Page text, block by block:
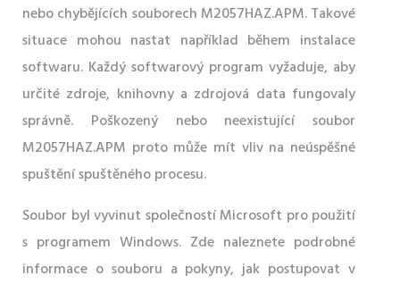
nebo chybějících souborech M2057HAZ.APM. Takové
situace mohou nastat například během instalace
softwaru. Každý softwarový program vyžaduje, aby
určité zdroje, knihovny a zdrojová data fungovaly
správně. Poškozený nebo neexistující soubor
M2057HAZ.APM proto může mít vliv na neúspěšné
spuštění spuštěného procesu.
Soubor byl vyvinut společností Microsoft pro použití
s ​​programem Windows. Zde naleznete podrobné
informace o souboru a pokyny, jak postupovat v